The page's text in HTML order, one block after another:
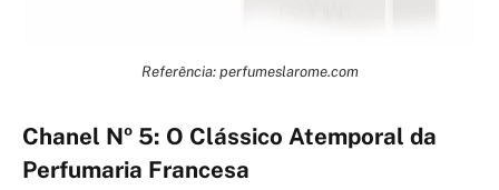
Referência: perfumeslarome.com
Chanel Nº 5: O Clássico Atemporal da
Perfumaria Francesa